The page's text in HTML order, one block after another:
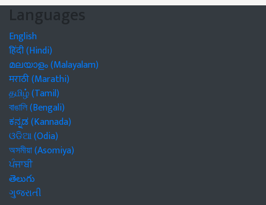
Languages
English
हिंदी (Hindi)
മലയാളം (Malayalam)
मराठी (Marathi)
தமிழ் (Tamil)
বাঙালি (Bengali)
ಕನ್ನಡ (Kannada)
ଓଡିଆ (Odia)
অসমীয়া (Asomiya)
ਪੰਜਾਬੀ
తెలుగు
ગુજરાતી